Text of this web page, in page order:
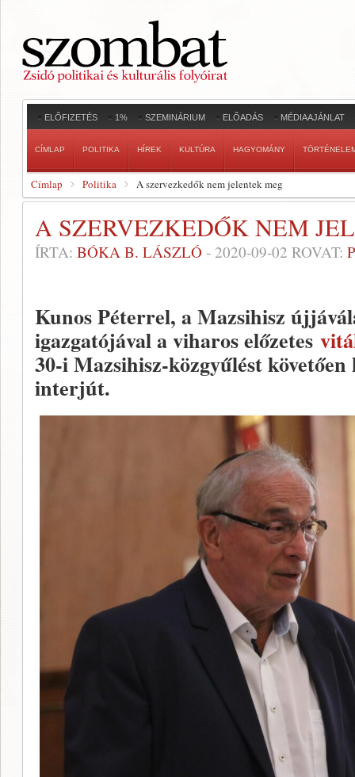
ELŐFIZETÉS 1% SZEMINÁRIUM ELŐADÁS MÉDIAAJÁNLAT
CÍMLAP POLITIKA HÍREK KULTÚRA HAGYOMÁNY
Címlap Politika A szervezkedők nem jelentek meg
A SZERVEZKEDŐK NEM
ÍRTA: BÓKA B. LÁSZLÓ - 2020-09-02 ROVAT:
Kunos Péterrel, a Mazsihisz
igazgatójával a viharos előzetes
30-i Mazsihisz-közgyűlést
interjút.